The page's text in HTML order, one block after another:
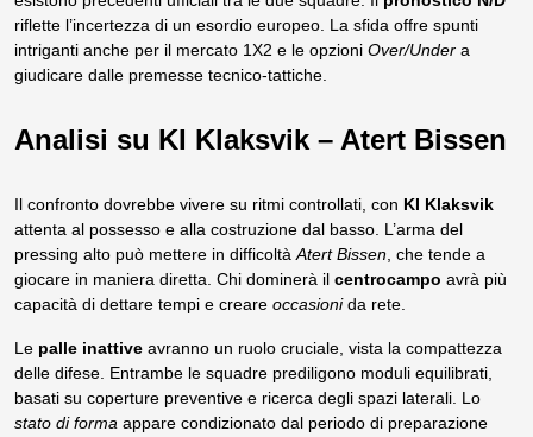
riflette l’incertezza di un esordio europeo. La sfida offre spunti
intriganti anche per il mercato 1X2 e le opzioni Over/Under a
giudicare dalle premesse tecnico-tattiche.
Analisi su KI Klaksvik – Atert Bissen
Il confronto dovrebbe vivere su ritmi controllati, con KI Klaksvik
attenta al possesso e alla costruzione dal basso. L’arma del
pressing alto può mettere in difficoltàAtert Bissen, che tende a
giocare in maniera diretta. Chi dominerà il centrocampo avrà più
capacità di dettare tempi e creare occasionida rete.
Le palle inattive avranno un ruolo cruciale, vista la compattezza
delle difese. Entrambe le squadre prediligono moduli equilibrati,
basati su coperture preventive e ricerca degli spazi laterali. Lo
stato di forma appare condizionato dal periodo di preparazione